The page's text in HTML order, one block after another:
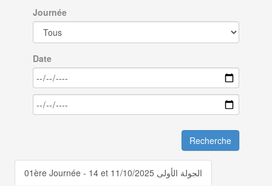
Journée
Date
Recherche
01ère Journée - 14 et 11/10/2025 الجولة الأولى